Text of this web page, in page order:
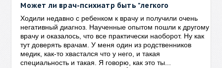
Может ли врач-психиатр быть "легкого
Ходили недавно с ребенком к врачу и получили очень
негативный диагноз. Наученные опытом пошли к другому
врачу и оказалось, что все практически наоборот. Ну как
тут доверять врачам. У меня один из родственников
медик, как-то хвастался что у него, и такая
специальность и такая. Я говорю, как это ты...